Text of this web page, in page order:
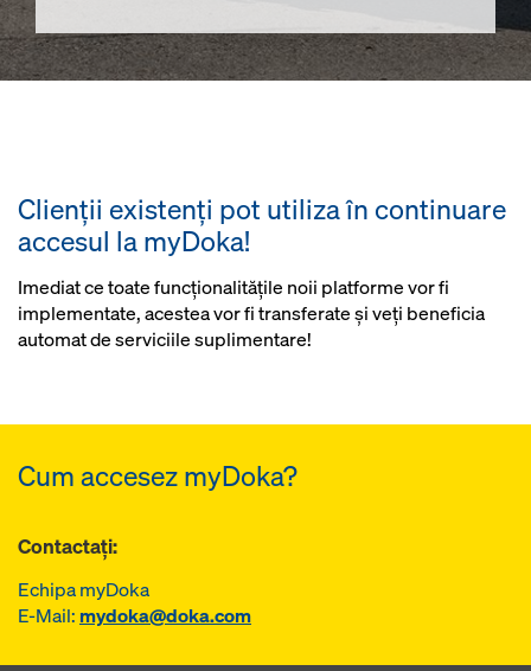
Clienții existenți pot utiliza în continuare
accesul la myDoka!
Imediat ce toate funcționalitățile noii platforme vor fi
implementate, acestea vor fi transferate și veți beneficia
automat de serviciile suplimentare!
Cum accesez myDoka?
Contactați:
Echipa myDoka
E-Mail: mydoka@doka.com